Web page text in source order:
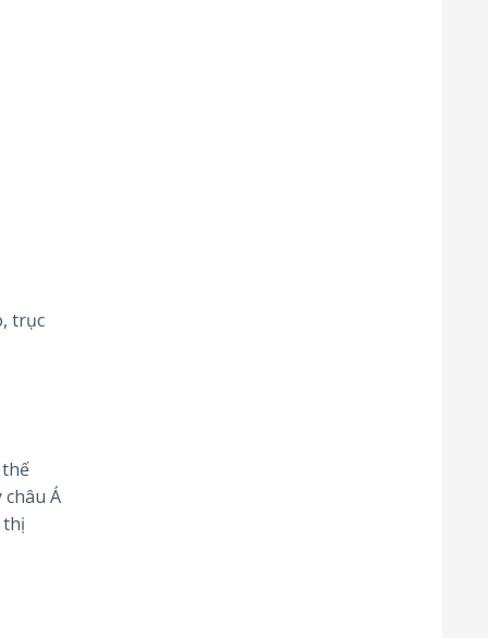
trục
Á
thị